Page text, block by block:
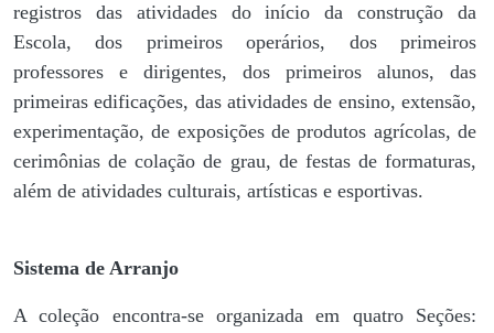
registros das atividades do início da construção da
Escola, dos primeiros operários, dos primeiros
professores e dirigentes, ​dos primeiros alunos, das
primeiras edificações, das atividades de ensino, extensão,
experimentação, de exposições de produtos agrícolas, de
cerimônias de colação de grau, de festas de formaturas,
além de atividades culturais, artísticas e esportivas.
Sistema de Arranjo
A coleção encontra-se organizada em quatro Seções: